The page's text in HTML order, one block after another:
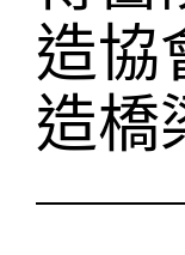
造協
造橋